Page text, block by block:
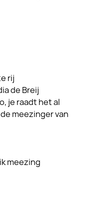
rij
de Breij
je raadt het al
meezinger van
meezing